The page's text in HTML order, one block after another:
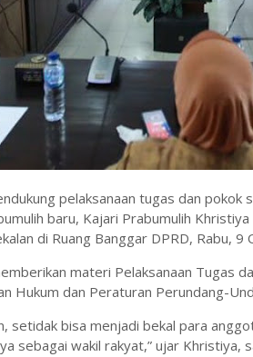
pelaksanaan tugas dan pokok
baru, Kajari Prabumulih
di Ruang Banggar DPRD, Rabu, 9
materi Pelaksanaan Tugas
Hukum dan Peraturan Perundang-
setidak bisa menjadi bekal para
sebagai wakil rakyat,” ujar Khristiya,